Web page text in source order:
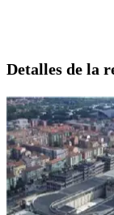
Detalles de la